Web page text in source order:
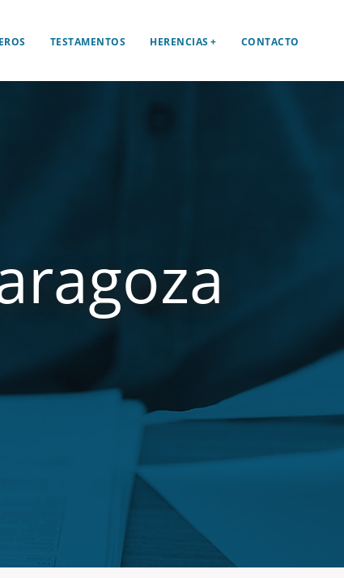
TESTAMENTOS HERENCIAS CONTACTO